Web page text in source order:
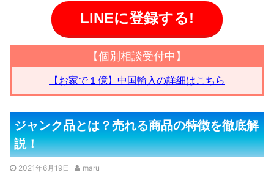
LINEに登録する!
【個別相談受付中】
【お家で１億】中国輸入の詳細はこちら
ジャンク品とは？売れる商品の特徴を徹底解
説！
2021年6月19日 maru